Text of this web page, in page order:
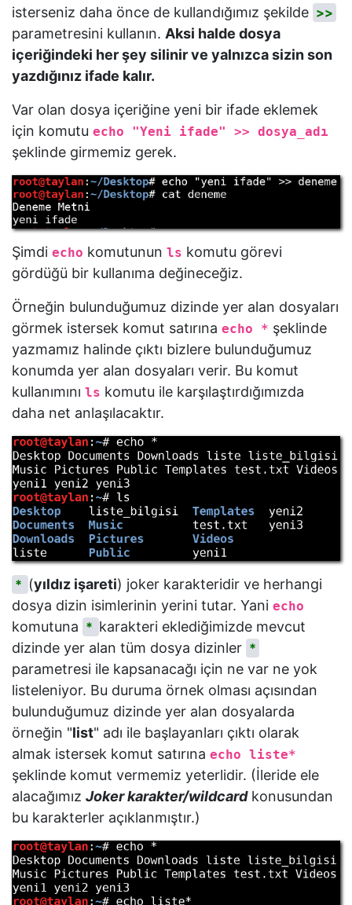
isterseniz daha önce de kullandığımız şekilde >>
parametresini kullanın. Aksi halde dosya
içeriğindeki her şey silinir ve yalnızca sizin son
yazdığınız ifade kalır.
Var olan dosya içeriğine yeni bir ifade eklemek
için komutu echo "Yeni ifade" >> dosya_adı
şeklinde girmemiz gerek.
Şimdi echo komutunun ls komutu görevi
gördüğü bir kullanıma değineceğiz.
Örneğin bulunduğumuz dizinde yer alan dosyaları
görmek istersek komut satırına echo * şeklinde
yazmamız halinde çıktı bizlere bulunduğumuz
konumda yer alan dosyaları verir. Bu komut
kullanımını ls komutu ile karşılaştırdığımızda
daha net anlaşılacaktır.
* (yıldız işareti) joker karakteridir ve herhangi
dosya dizin isimlerinin yerini tutar. Yani echo
komutuna * karakteri eklediğimizde mevcut
dizinde yer alan tüm dosya dizinler *
parametresi ile kapsanacağı için ne var ne yok
listeleniyor. Bu duruma örnek olması açısından
bulunduğumuz dizinde yer alan dosyalarda
örneğin "list" adı ile başlayanları çıktı olarak
almak istersek komut satırına echo liste*
şeklinde komut vermemiz yeterlidir. (İleride ele
alacağımız Joker karakter/wildcardkonusundan
bu karakterler açıklanmıştır.)